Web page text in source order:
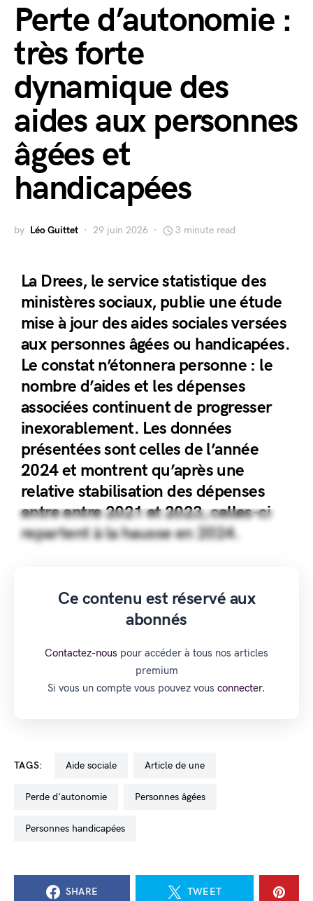
Perte d’autonomie :
très forte
dynamique des
aides aux personnes
âgées et
handicapées
by Léo Guittet 29 juin 2026 3 minute read
La Drees, le service statistique des
ministères sociaux, publie une étude
mise à jour des aides sociales versées
aux personnes âgées ou handicapées.
Le constat n’étonnera personne : le
nombre d’aides et les dépenses
associées continuent de progresser
inexorablement. Les données
présentées sont celles de l’année
2024 et montrent qu’après une
relative stabilisation des dépenses
entre entre 2021 et 2023, celles-ci
repartent à la hausse en 2024.
Ce contenu est réservé aux
abonnés
Contactez-nous pour accéder à tous nos articles
premium
Si vous un compte vous pouvez vous connecter.
TAGS: aide sociale Article de une
perde d'autonomie personnes âgées
personnes handicapées
SHARE TWEET